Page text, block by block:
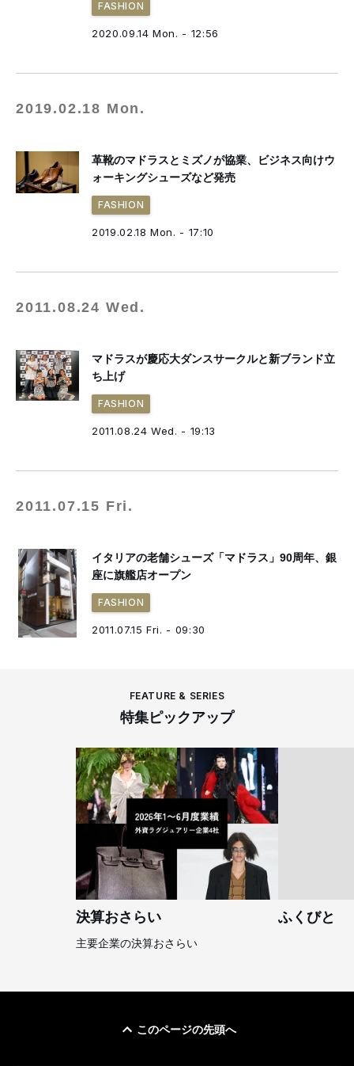
FASHION
2020.09.14 Mon. - 12:56
2019.02.18 Mon.
革靴のマドラスとミズノが協業、ビジネス向けウ
ォーキングシューズなど発売
FASHION
2019.02.18 Mon. - 17:10
2011.08.24 Wed.
マドラスが慶応大ダンスサークルと新ブランド立
ち上げ
FASHION
2011.08.24 Wed. - 19:13
2011.07.15 Fri.
イタリアの老舗シューズ「マドラス」90周年、銀
座に旗艦店オープン
FASHION
2011.07.15 Fri. - 09:30
FEATURE & SERIES
特集ピックアップ
決算おさらい
主要企業の決算おさらい
ふくびと
このページの先頭へ